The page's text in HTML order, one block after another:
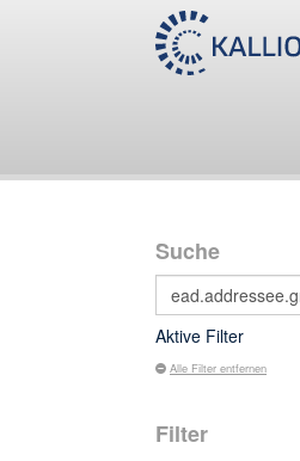
Suche
Aktive Filter
Alle Filter entfernen
Filter